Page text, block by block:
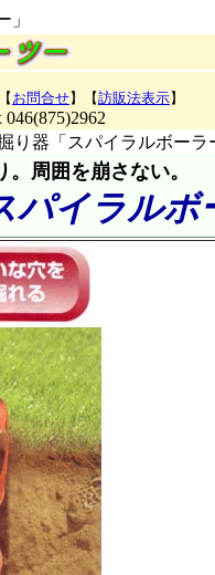
」
お問合せ】【訪販法表示】
046(875)2962
り器「スパイラルボーラ
周囲を崩さない。
パイラルボ